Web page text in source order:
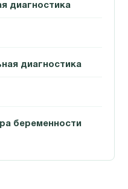
диагностика
диагностика
беременности